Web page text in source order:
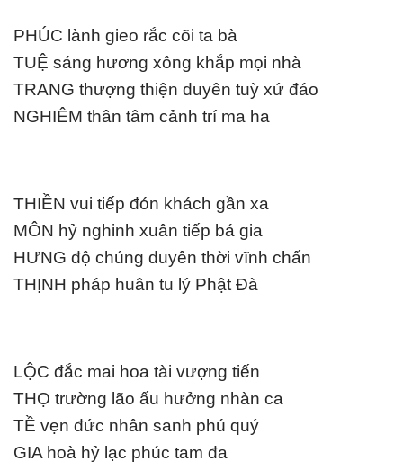
PHÚC lành gieo rắc cõi ta bà
TUỆ sáng hương xông khắp mọi nhà
TRANG thượng thiện duyên tuỳ xứ đáo
NGHIÊM thân tâm cảnh trí ma ha
THIỀN vui tiếp đón khách gần xa
MÔN hỷ nghinh xuân tiếp bá gia
HƯNG độ chúng duyên thời vĩnh chấn
THỊNH pháp huân tu lý Phật Ðà
LỘC đắc mai hoa tài vượng tiến
THỌ trường lão ấu hưởng nhàn ca
TỀ vẹn đức nhân sanh phú quý
GIA hoà hỷ lạc phúc tam đa